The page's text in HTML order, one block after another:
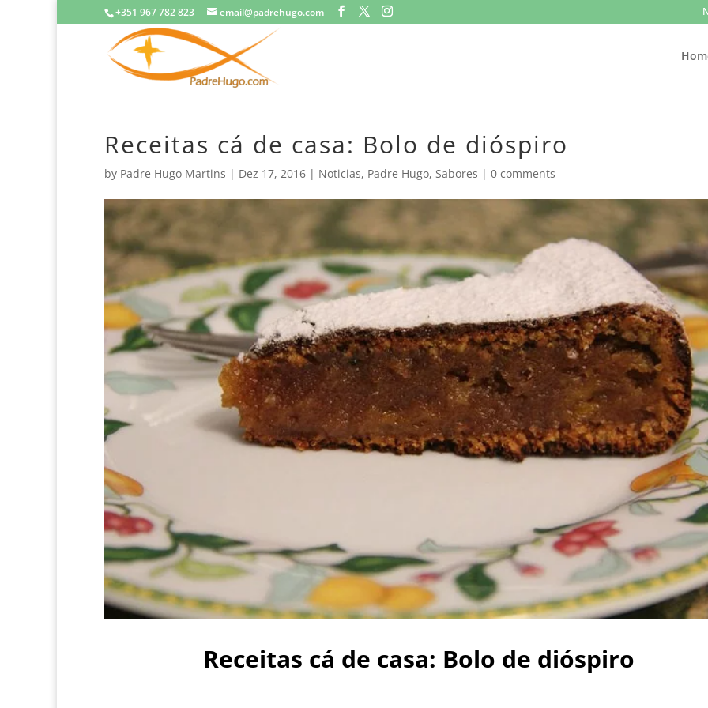
+351 967 782 823 email@padrehugo.com
Receitas cá de casa: Bolo de dióspiro
by Padre Hugo Martins | Dez 17, 2016 | Noticias, Padre Hugo, Sabores | 0 comments
Receitas cá de casa: Bolo de dióspiro